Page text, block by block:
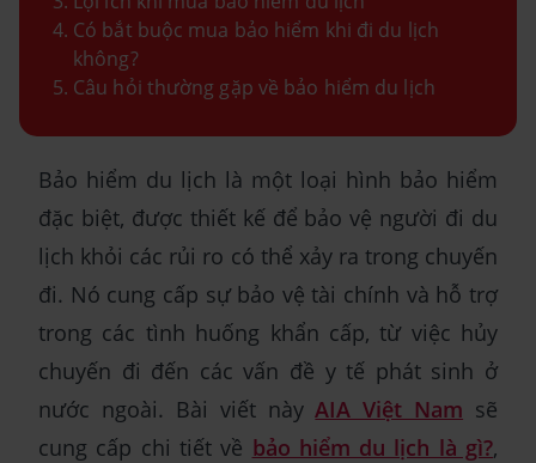
Có bắt buộc mua bảo hiểm khi đi du lịch
không?
Câu hỏi thường gặp về bảo hiểm du lịch
Bảo hiểm du lịch là một loại hình bảo hiểm
đặc biệt, được thiết kế để bảo vệ người đi du
lịch khỏi các rủi ro có thể xảy ra trong chuyến
đi. Nó cung cấp sự bảo vệ tài chính và hỗ trợ
trong các tình huống khẩn cấp, từ việc hủy
chuyến đi đến các vấn đề y tế phát sinh ở
nước ngoài. Bài viết nàyAIA Việt Nam sẽ
cung cấp chi tiết về bảo hiểm du lịch là gì?,